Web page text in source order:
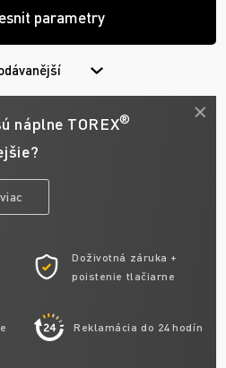
parametry
náplne TOREX®
Doživotná záruka +
poistenie tlačiarne
Reklamácia do 24 hodín